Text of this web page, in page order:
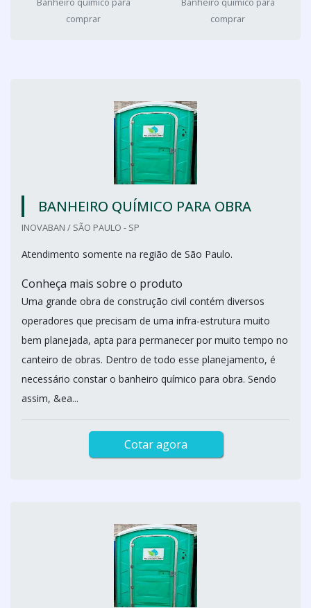
comprar
comprar
BANHEIRO QUÍMICO PARA OBRA
INOVABAN / SÃO PAULO - SP
Atendimento somente na região de São Paulo.
Conheça mais sobre o produto
Uma grande obra de construção civil contém diversos
operadores que precisam de uma infra-estrutura muito
bem planejada, apta para permanecer por muito tempo no
canteiro de obras. Dentro de todo esse planejamento, é
necessário constar o banheiro químico para obra. Sendo
assim, &ea...
Cotar agora